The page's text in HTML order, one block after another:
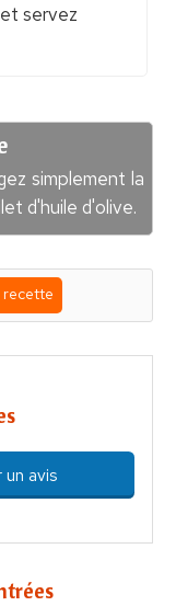
servez
simplement la
d'huile d'olive.
recette
avis